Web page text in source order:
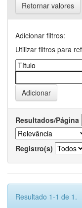
Retornar valores
Adicionar filtros:
Utilizar filtros para
Resultados/Página
Registro(s)
Resultado 1-1 de 1.